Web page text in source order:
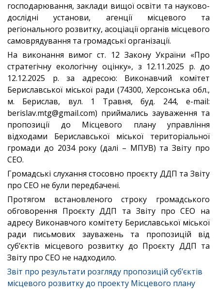
господарювання, заклади вищої освіти та науково-
дослідні установи, агенції місцевого та
регіонального розвитку, асоціації органів місцевого
самоврядування та громадські організації.
На виконання вимог ст. 12 Закону України «Про
стратегічну екологічну оцінку», з 12.11.2025 р. до
12.12.2025 р. за адресою: Виконавчий комітет
Бериславської міської ради (74300, Херсонська обл.,
м. Берислав, вул. 1 Травня, буд. 244, e-mail:
berislav.mtg@gmail.com) приймались зауваження та
пропозиції до Місцевого плану управління
відходами Бериславської міської територіальної
громади до 2034 року (далі – МПУВ) та Звіту про
СЕО.
Громадські слухання стосовно проєкту ДДП та Звіту
про СЕО не були передбачені.
Протягом встановленого строку громадського
обговорення Проєкту ДДП та Звіту про СЕО на
адресу Виконавчого комітету Бериславської міської
ради письмових зауважень та пропозицій від
суб’єктів місцевого розвитку до Проєкту ДДП та
Звіту про СЕО не надходило.
Звіт про результати розгляду пропозицій суб’єктів
місцевого розвитку до проекту Місцевого плану